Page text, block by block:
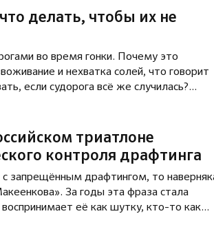
делать, чтобы их не
во время гонки. Почему это
и нехватка солей, что говорит
если судорога всё же случилась?
ЛИГА ТРИАТЛОНА & IRONSTAR
триатлоне
контроля драфтинга
с запрещённым драфтингом, то
фраза стала
её как шутку, кто-то как